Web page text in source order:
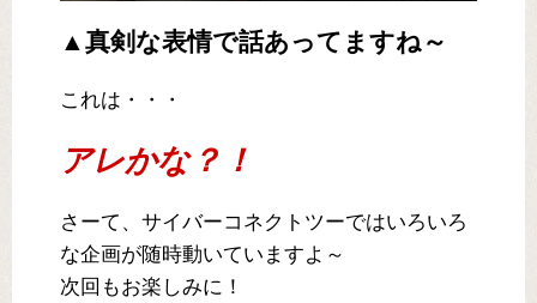
▲真剣な表情で話あってますね～
これは・・・
アレかな？！
さーて、サイバーコネクトツーではいろいろ
な企画が随時動いていますよ～
次回もお楽しみに！